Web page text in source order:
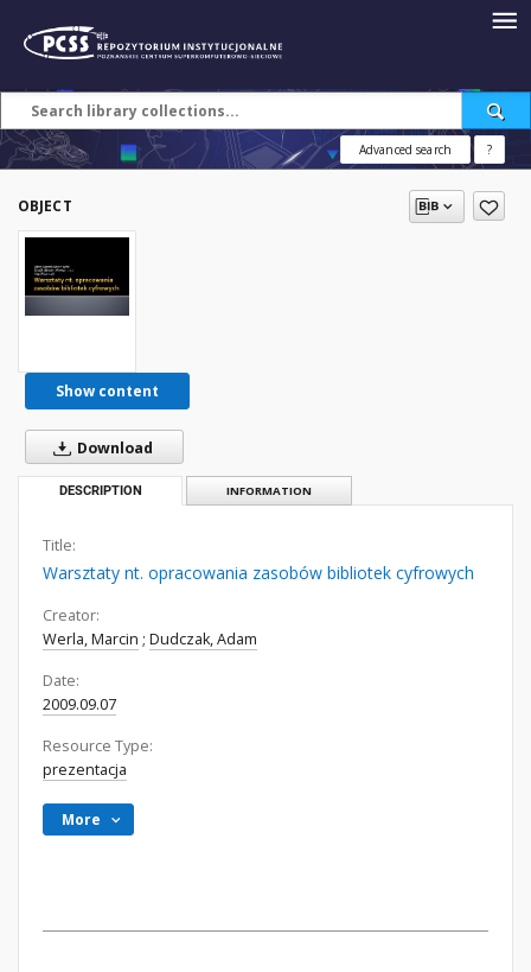
Advanced search ?
OBJECT
Show content
Download
DESCRIPTION INFORMATION
Title:
Warsztaty nt. opracowania zasobów bibliotek cyfrowych
Creator:
Werla, Marcin ; Dudczak, Adam
Date:
2009.09.07
Resource Type:
prezentacja
More